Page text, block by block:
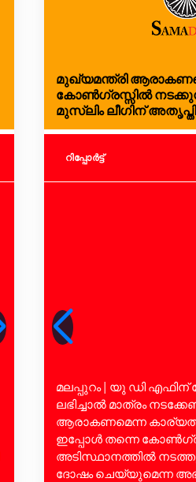
മുഖ്യമന്ത്രി
കോണ്‍ഗ്രസ്സില്‍
മുസ്‌ലിം ലീഗിന് അതൃപ്തി
റിപ്പോര്‍ട്ട്
മലപ്പുറം | യു ഡി എഫിന്
ലഭിച്ചാല്‍ മാത്രം
ആരാകണമെന്ന
ഇപ്പോള്‍ തന്നെ
അടിസ്ഥാനത്തില്‍
ദോഷം ചെയ്യുമെന്ന